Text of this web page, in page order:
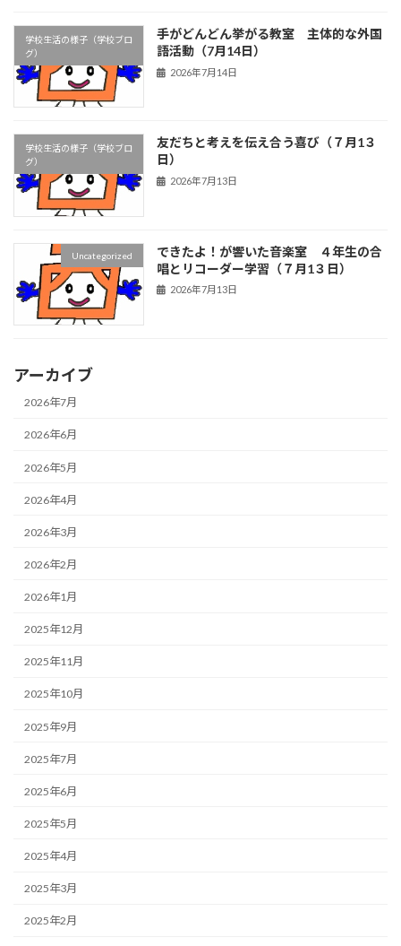
学校生活の様子（学校ブロ
グ）
手がどんどん挙がる教室 主体的な外国
語活動（7月14日）
2026年7月14日
学校生活の様子（学校ブロ
グ）
友だちと考えを伝え合う喜び（７月1３
日）
2026年7月13日
Uncategorized
できたよ！が響いた音楽室 ４年生の合
唱とリコーダー学習（７月1３日）
2026年7月13日
アーカイブ
2026年7月
2026年6月
2026年5月
2026年4月
2026年3月
2026年2月
2026年1月
2025年12月
2025年11月
2025年10月
2025年9月
2025年7月
2025年6月
2025年5月
2025年4月
2025年3月
2025年2月